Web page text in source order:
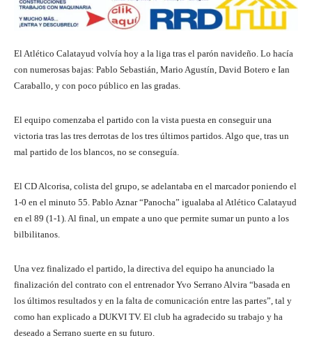
El Atlético Calatayud volvía hoy a la liga tras el parón navideño. Lo hacía
con numerosas bajas: Pablo Sebastián, Mario Agustín, David Botero e Ian
Caraballo, y con poco público en las gradas.
El equipo comenzaba el partido con la vista puesta en conseguir una
victoria tras las tres derrotas de los tres últimos partidos. Algo que, tras un
mal partido de los blancos, no se conseguía.
El CD Alcorisa, colista del grupo, se adelantaba en el marcador poniendo el
1-0 en el minuto 55. Pablo Aznar “Panocha” igualaba al Atlético Calatayud
en el 89 (1-1). Al final, un empate a uno que permite sumar un punto a los
bilbilitanos.
Una vez finalizado el partido, la directiva del equipo ha anunciado la
finalización del contrato con el entrenador Yvo Serrano Alvira “basada en
los últimos resultados y en la falta de comunicación entre las partes”, tal y
como han explicado a DUKVI TV. El club ha agradecido su trabajo y ha
deseado a Serrano suerte en su futuro.